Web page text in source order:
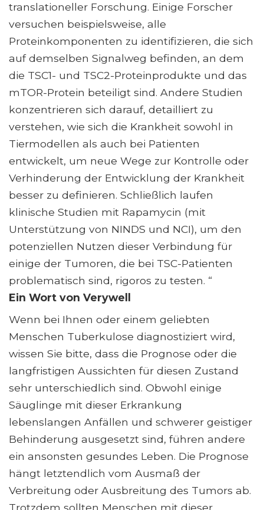
translationeller Forschung. Einige Forscher
versuchen beispielsweise, alle
Proteinkomponenten zu identifizieren, die sich
auf demselben Signalweg befinden, an dem
die TSC1- und TSC2-Proteinprodukte und das
mTOR-Protein beteiligt sind. Andere Studien
konzentrieren sich darauf, detailliert zu
verstehen, wie sich die Krankheit sowohl in
Tiermodellen als auch bei Patienten
entwickelt, um neue Wege zur Kontrolle oder
Verhinderung der Entwicklung der Krankheit
besser zu definieren. Schließlich laufen
klinische Studien mit Rapamycin (mit
Unterstützung von NINDS und NCI), um den
potenziellen Nutzen dieser Verbindung für
einige der Tumoren, die bei TSC-Patienten
problematisch sind, rigoros zu testen. “
Ein Wort von Verywell
Wenn bei Ihnen oder einem geliebten
Menschen Tuberkulose diagnostiziert wird,
wissen Sie bitte, dass die Prognose oder die
langfristigen Aussichten für diesen Zustand
sehr unterschiedlich sind. Obwohl einige
Säuglinge mit dieser Erkrankung
lebenslangen Anfällen und schwerer geistiger
Behinderung ausgesetzt sind, führen andere
ein ansonsten gesundes Leben. Die Prognose
hängt letztendlich vom Ausmaß der
Verbreitung oder Ausbreitung des Tumors ab.
Trotzdem sollten Menschen mit dieser